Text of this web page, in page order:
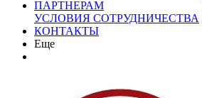
ПАРТНЕРАМ
УСЛОВИЯ СОТРУДНИЧЕСТВА
КОНТАКТЫ
Еще